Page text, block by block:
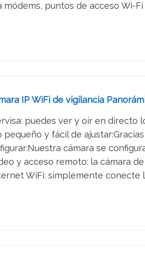
módems, puntos de acceso Wi-
IP WiFi de vigilancia
puedes ver y oír en
pequeño y fácil de
cámara se
y acceso remoto: la cámara
WiFi: simplemente